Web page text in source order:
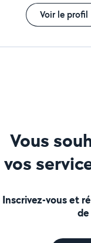
Voir le profil
Vous
vos
Inscrivez-vous et